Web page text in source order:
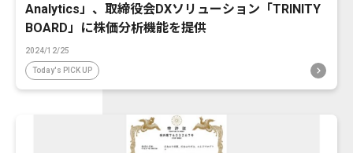
Analytics」、取締役会DXソリューション「TRINITY
BOARD」に株価分析機能を提供
2024/12/25
Today's PICK UP